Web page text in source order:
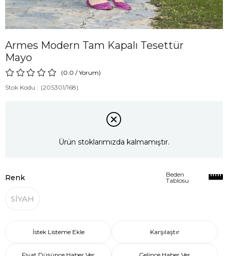
Armes Modern Tam Kapalı Tesettür
Mayo
0.0 /Yorum)
Stok Kodu
(20S301/168)
Ürün stoklarımızda kalmamıştır.
Renk
SİYAH
Beden
Tablosu
İstek Listeme Ekle Karşılaştır